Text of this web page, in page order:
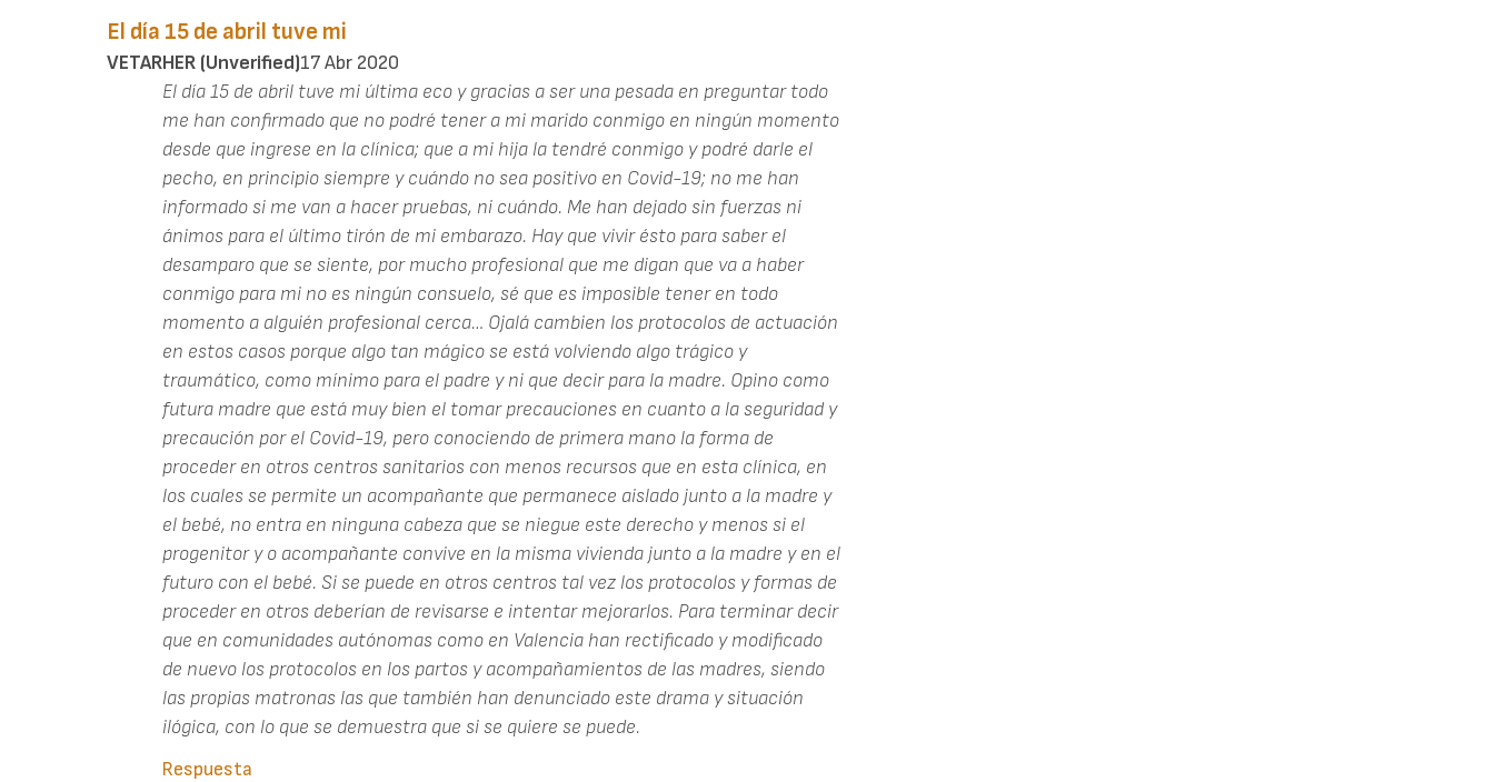
El día 15 de abril tuve mi
VETARHER (unverified)17 Abr 2020
El día 15 de abril tuve mi última eco y gracias a ser una pesada en preguntar todo
me han confirmado que no podré tener a mi marido conmigo en ningún momento
desde que ingrese en la clínica; que a mi hija la tendré conmigo y podré darle el
pecho, en principio siempre y cuándo no sea positivo en Covid-19; no me han
informado si me van a hacer pruebas, ni cuándo. Me han dejado sin fuerzas ni
ánimos para el último tirón de mi embarazo. Hay que vivir ésto para saber el
desamparo que se siente, por mucho profesional que me digan que va a haber
conmigo para mi no es ningún consuelo, sé que es imposible tener en todo
momento a alguién profesional cerca… Ojalá cambien los protocolos de actuación
en estos casos porque algo tan mágico se está volviendo algo trágico y
traumático, como mínimo para el padre y ni que decir para la madre. Opino como
futura madre que está muy bien el tomar precauciones en cuanto a la seguridad y
precaución por el Covid-19, pero conociendo de primera mano la forma de
proceder en otros centros sanitarios con menos recursos que en esta clínica, en
los cuales se permite un acompañante que permanece aislado junto a la madre y
el bebé, no entra en ninguna cabeza que se niegue este derecho y menos si el
progenitor y o acompañante convive en la misma vivienda junto a la madre y en el
futuro con el bebé. Si se puede en otros centros tal vez los protocolos y formas de
proceder en otros deberían de revisarse e intentar mejorarlos. Para terminar decir
que en comunidades autónomas como en Valencia han rectificado y modificado
de nuevo los protocolos en los partos y acompañamientos de las madres, siendo
las propias matronas las que también han denunciado este drama y situación
ilógica, con lo que se demuestra que si se quiere se puede.
Respuesta